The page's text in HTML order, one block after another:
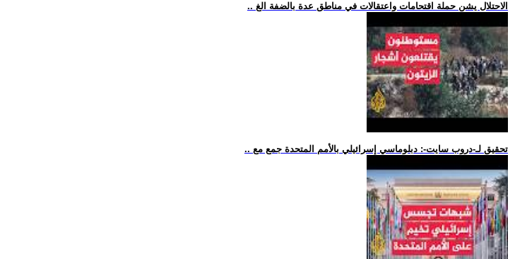
.. الاحتلال يشن حملة اقتحامات واعتقالات في مناطق عدة بالضفة الغ
.. تحقيق لـ-دروب سايت-: دبلوماسي إسرائيلي بالأمم المتحدة جمع مع